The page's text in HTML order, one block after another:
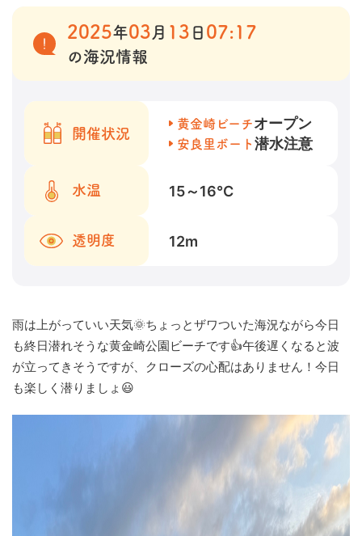
2025年03 月 13 日 07:17
の海況情報
開催状況
黄金崎ビーチオープン
安良里ボート 潜水注意
水温 15～16℃
透明度 12m
雨は上がっていい天気🌞ちょっとザワついた海況ながら今日
も終日潜れそうな黄金崎公園ビーチです👍午後遅くなると波
が立ってきそうですが、クローズの心配はありません！今日
も楽しく潜りましょ😃